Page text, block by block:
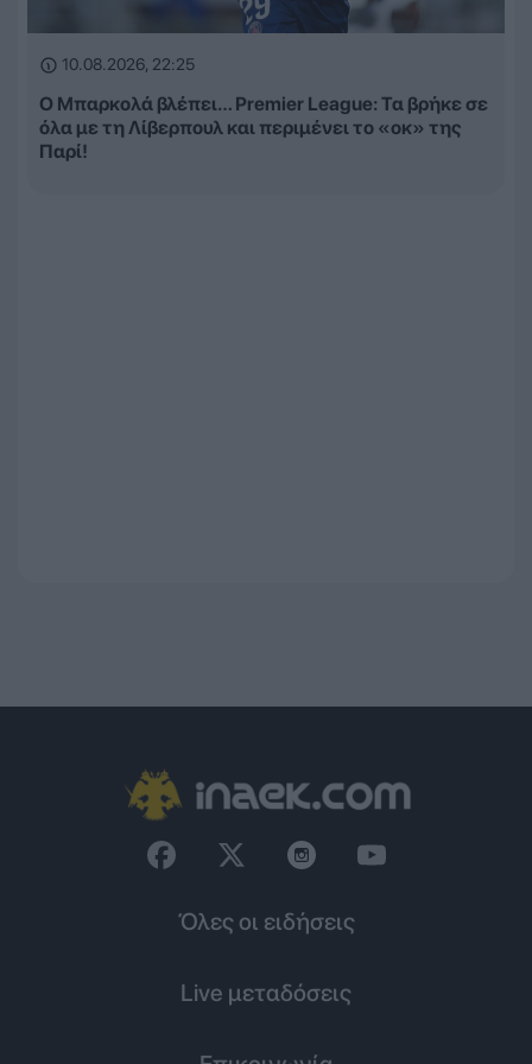
10.08.2026, 22:25
Ο Μπαρκολά βλέπει… Premier League: Τα βρήκε σε
όλα με τη Λίβερπουλ και περιμένει το «οκ» της
Παρί!
Όλες οι ειδήσεις
Live μεταδόσεις